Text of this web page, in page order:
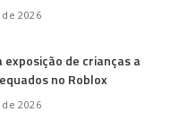
2026
exposição de crianças a
no Roblox
2026